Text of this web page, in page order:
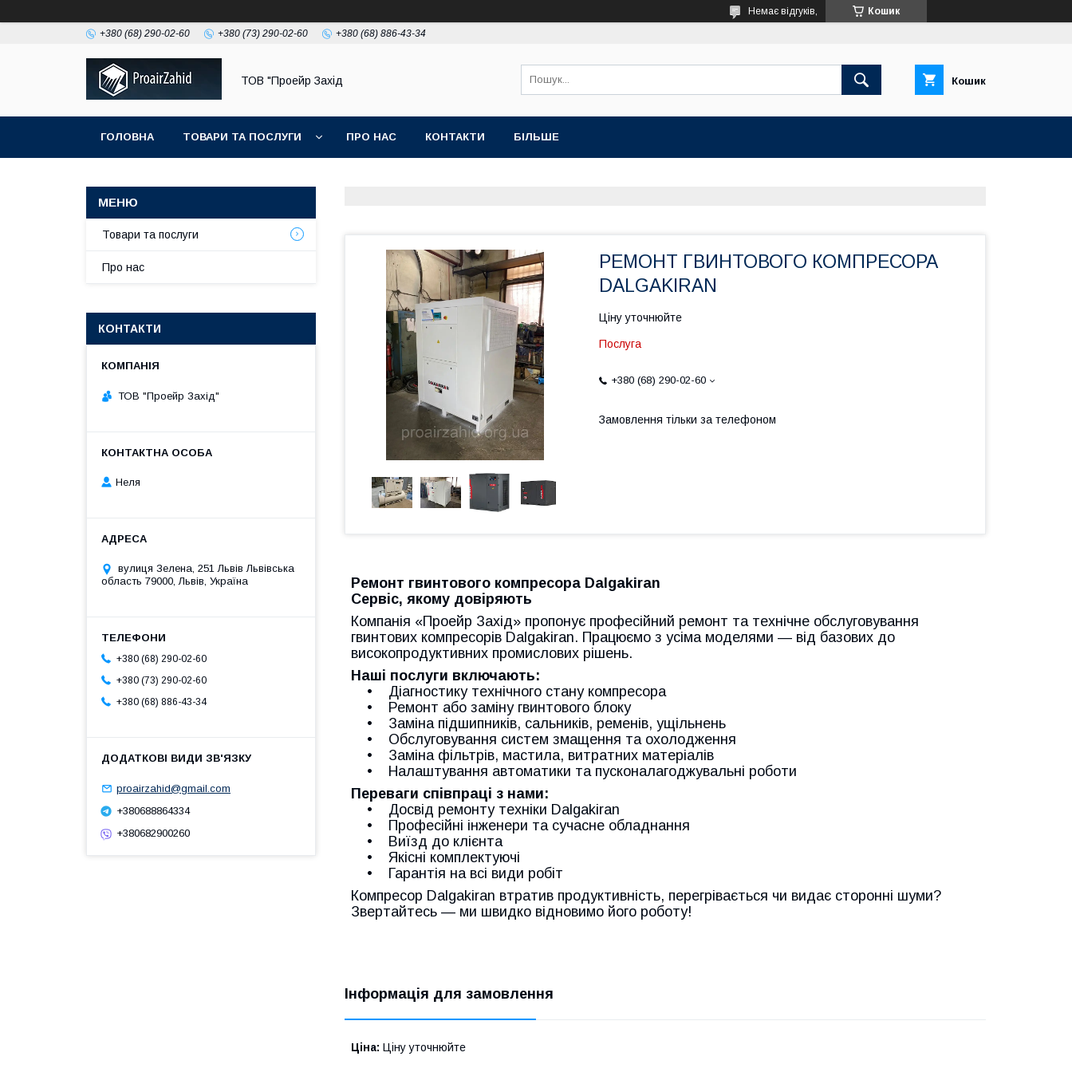
Кошик
Немає відгуків,
+380 (68) 290-02-60 +380 (73) 290-02-60 +380 (68) 886-43-34
ТОВ "Проейр Захід Кошик
ГОЛОВНА ТОВАРИ ТА ПОСЛУГИ ПРО НАС КОНТАКТИ БІЛЬШЕ
РЕМОНТ ГВИНТОВОГО КОМПРЕСОРА
DALGAKIRAN
Ціну уточнюйте
Послуга
+380 (68) 290-02-60
Замовлення тільки за телефоном
Ремонт гвинтового компресора Dalgakiran
Сервіс, якому довіряють
Компанія «Проейр Захід» пропонує професійний ремонт та технічне обслуговування
гвинтових компресорів Dalgakiran. Працюємо з усіма моделями — від базових до
високопродуктивних промислових рішень.
Наші послуги включають:
• Діагностику технічного стану компресора
• Ремонт або заміну гвинтового блоку
• Заміна підшипників, сальників, ременів, ущільнень
• Обслуговування систем змащення та охолодження
• Заміна фільтрів, мастила, витратних матеріалів
• Налаштування автоматики та пусконалагоджувальні роботи
Переваги співпраці з нами:
• Досвід ремонту техніки Dalgakiran
• Професійні інженери та сучасне обладнання
• Виїзд до клієнта
• Якісні комплектуючі
• Гарантія на всі види робіт
Компресор Dalgakiran втратив продуктивність, перегрівається чи видає сторонні шуми?
Звертайтесь — ми швидко відновимо його роботу!
Інформація для замовлення
Ціна: Ціну уточнюйте
Товари та послуги
Про нас
КОНТАКТИ
ТОВ "Проейр Захід"
Неля
вулиця Зелена, 251 Львів Львівська
область 79000, Львів, Україна
+380 (68) 290-02-60
+380 (73) 290-02-60
+380 (68) 886-43-34
proairzahid@gmail.com
+380688864334
+380682900260